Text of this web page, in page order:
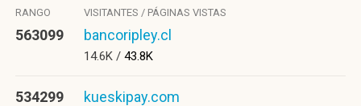
RANGO VISITANTES / PÁGINAS VISTAS
563099 bancoripley.cl
14.6K / 43.8K
534299 kueskipay.com